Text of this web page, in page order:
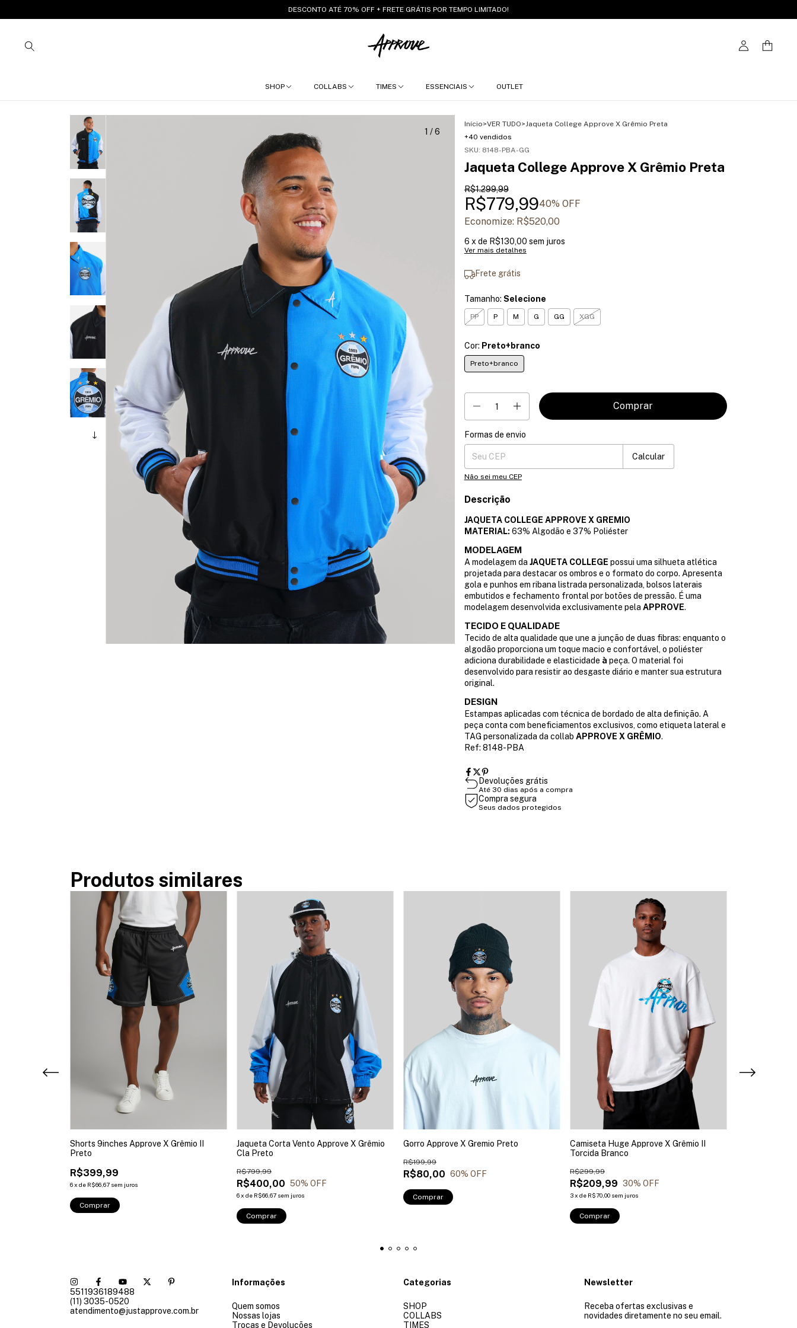
DESCONTO ATÉ 70% OFF + FRETE GRÁTIS POR TEMPO LIMITADO!
SHOP COLLABS TIMES ESSENCIAIS OUTLET
1 /6
Início>VER TUDO>Jaqueta College Approve X Grêmio Preta
+40 vendidos
SKU: 8148-PBA-GG
Jaqueta College Approve X Grêmio Preta
R$1.299,99
R$779,9940% OFF
Economize: R$520,00
6 x de R$130,00 sem juros
Ver mais detalhes
Frete grátis
Tamanho: Selecione
PP P M G GG XGG
Cor: Preto+branco
Preto+branco
Entregas para o CEP:
Formas de envio
Calcular
Não sei meu CEP
Descrição
JAQUETA COLLEGE APPROVE X GREMIO
MATERIAL: 63% Algodão e 37% Poliéster
MODELAGEM
A modelagem da JAQUETA COLLEGE possui uma silhueta atlética
projetada para destacar os ombros e o formato do corpo. Apresenta
gola e punhos em ribana listrada personalizada, bolsos laterais
embutidos e fechamento frontal por botões de pressão. É uma
modelagem desenvolvida exclusivamente pela APPROVE.
TECIDO E QUALIDADE
Tecido de alta qualidade que une a junção de duas fibras: enquanto o
algodão proporciona um toque macio e confortável, o poliéster
adiciona durabilidade e elasticidade à peça. O material foi
desenvolvido para resistir ao desgaste diário e manter sua estrutura
original.
DESIGN
Estampas aplicadas com técnica de bordado de alta definição. A
peça conta com beneficiamentos exclusivos, como etiqueta lateral e
TAG personalizada da collab APPROVE X GRÊMIO.
Ref: 8148-PBA
Devoluções grátis
Até 30 dias após a compra
Compra segura
Seus dados protegidos
Produtos similares
Shorts 9inches Approve X Grêmio II
Preto
R$399,99
6x de R$66,67 sem juros
Comprar
Jaqueta Corta Vento Approve X Grêmio
Cla Preto
R$400,00
R$799,99
50% OFF
6x de R$66,67 sem juros
Comprar
Gorro Approve X Gremio Preto
R$80,00
R$199,99
60% OFF
Comprar
Camiseta Huge Approve X Grêmio II
Torcida Branco
R$209,99
R$299,99
30% OFF
3x de R$70,00 sem juros
Comprar
5511936189488
(11) 3035-0520
atendimento@justapprove.com.br
Informações
Quem somos
Nossas lojas
Trocas e Devoluções
Categorias
SHOP
COLLABS
TIMES
Newsletter
Receba ofertas exclusivas e
novidades diretamente no seu email.